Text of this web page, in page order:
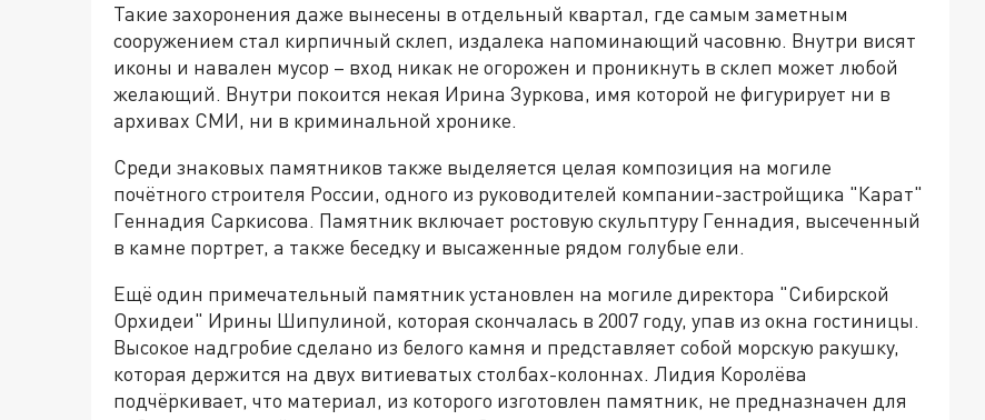
Такие захоронения даже вынесены в отдельный квартал, где самым заметным
сооружением стал кирпичный склеп, издалека напоминающий часовню. Внутри висят
иконы и навален мусор – вход никак не огорожен и проникнуть в склеп может любой
желающий. Внутри покоится некая Ирина Зуркова, имя которой не фигурирует ни в
архивах СМИ, ни в криминальной хронике.
Среди знаковых памятников также выделяется целая композиция на могиле
почётного строителя России, одного из руководителей компании-застройщика "Карат"
Геннадия Саркисова. Памятник включает ростовую скульптуру Геннадия, высеченный
в камне портрет, а также беседку и высаженные рядом голубые ели.
Ещё один примечательный памятник установлен на могиле директора "Сибирской
Орхидеи" Ирины Шипулиной, которая скончалась в 2007 году, упав из окна гостиницы.
Высокое надгробие сделано из белого камня и представляет собой морскую ракушку,
которая держится на двух витиеватых столбах-колоннах. Лидия Королёва
подчёркивает, что материал, из которого изготовлен памятник, не предназначен для